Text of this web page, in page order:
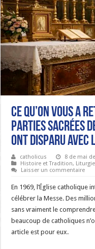
Ce qu’on vous a
parties sacrées
ont disparu avec
catholicus
8 de mai
Histoire et Tradition,
Laisser un commentaire
En 1969, l’Église catholique
célébrer la Messe. Des
sans vraiment le
beaucoup de catholiques
article est pour eux.